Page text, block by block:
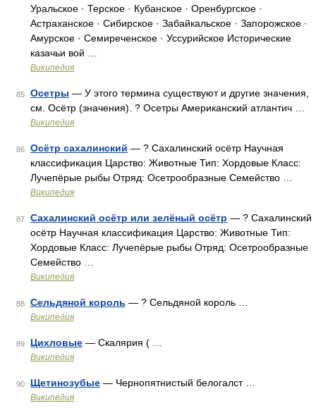
Уральское · Терское · Кубанское · Оренбургское ·
Астраханское · Сибирское · Забайкальское · Запорожское ·
Амурское · Семиреченское · Уссурийское Исторические
казачьи вой …
Википедия
85 Осетры — У этого термина существуют и другие значения,
см. Осётр (значения). ? Осетры Американский атлантич …
Википедия
86 Осётр сахалинский — ? Сахалинский осётр Научная
классификация Царство: Животные Тип: Хордовые Класс:
Лучепёрые рыбы Отряд: Осетрообразные Семейство …
Википедия
87 Сахалинский осётр или зелёный осётр — ? Сахалинский
осётр Научная классификация Царство: Животные Тип:
Хордовые Класс: Лучепёрые рыбы Отряд: Осетрообразные
Семейство …
Википедия
88 Сельдяной король — ? Сельдяной король …
Википедия
89 Цихловые — Скалярия ( …
Википедия
90 Щетинозубые — Чернопятнистый белогалст …
Википедия